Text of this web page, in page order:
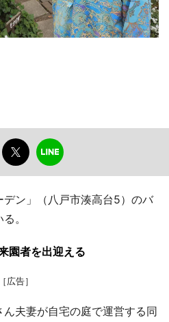
ン」（八戸市湊高台5）のバ
。
園者を出迎える
［広告］
夫妻が自宅の庭で運営する同